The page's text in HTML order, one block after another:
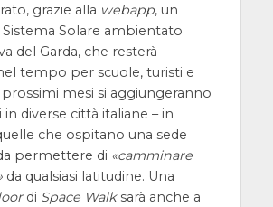
grazie alla webapp, un
Solare ambientato
del Garda, che resterà
tempo per scuole, turisti e
mesi si aggiungeranno
diverse città italiane – in
che ospitano una sede
permettere di
camminare
da qualsiasi latitudine. Una
di Space Walksarà anche a